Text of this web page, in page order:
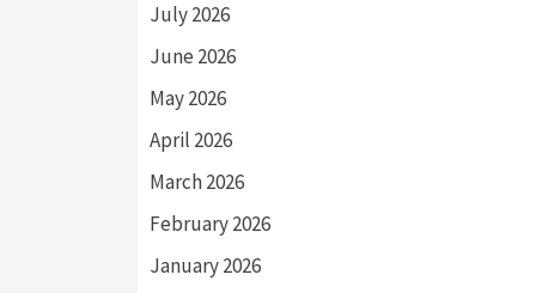
July 2026
June 2026
May 2026
April 2026
March 2026
February 2026
January 2026